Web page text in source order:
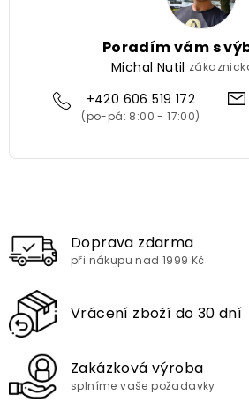
Poradím vám s
Michal Nutil
+420 606 519 172
Doprava zdarma
při nákupu nad 1999 Kč
Vrácení zboží do 30 dní
Zakázková výroba
splníme vaše požadavky